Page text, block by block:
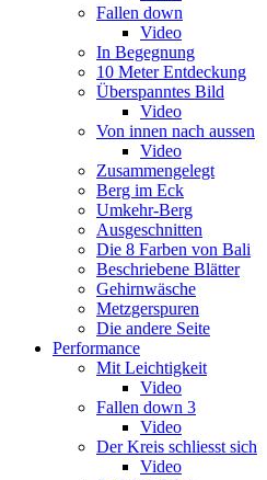
Fallen down
Video
In Begegnung
10 Meter Entdeckung
Überspanntes Bild
Video
Von innen nach aussen
Video
Zusammengelegt
Berg im Eck
Umkehr-Berg
Ausgeschnitten
Die 8 Farben von Bali
Beschriebene Blätter
Gehirnwäsche
Metzgerspuren
Die andere Seite
Performance
Mit Leichtigkeit
Video
Fallen down 3
Video
Der Kreis schliesst sich
Video